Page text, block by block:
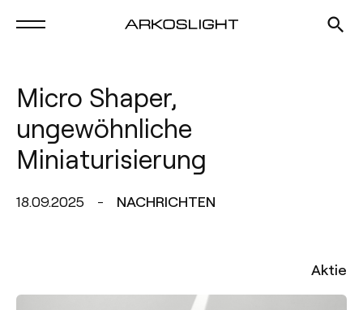
Micro Shaper,
ungewöhnliche
Miniaturisierung
18.09.2025 NACHRICHTEN
Aktie